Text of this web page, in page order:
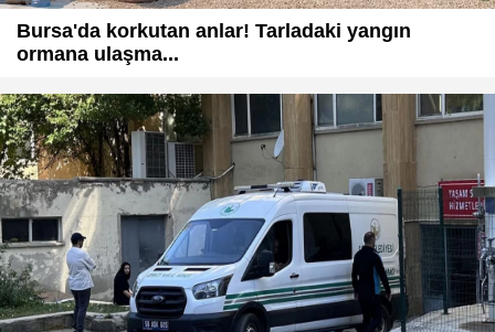
Bursa'da korkutan anlar! Tarladaki yangın
ormana ulaşma...